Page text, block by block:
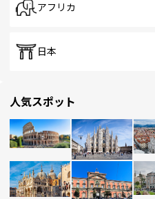
アフリカ
日本
人気スポット